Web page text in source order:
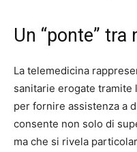
Un “ponte”
La telemedicina
sanitarie erogate tramite
per fornire assistenza a
consente non solo di
ma che si rivela